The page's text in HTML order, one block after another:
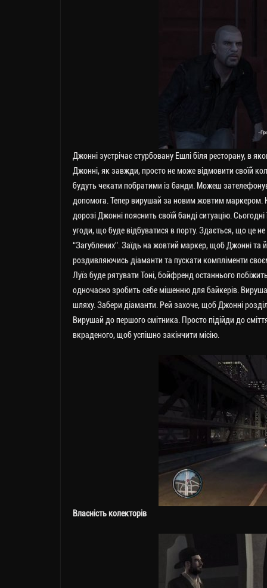
Джонні зустрічає стурбовану Ешлі біля ресторану, в
Джонні, як завжди, просто не може відмовити своїй
будуть чекати побратими із банди. Можеш
допомога. Тепер вирушай за новим жовтим маркером.
дорозі Джонні пояснить своїй банді ситуацію.
угоди, що буде відбуватися в порту. Здається, що це
“Загублених”. Заїдь на жовтий маркер, щоб Джонні та
роздивляючись діаманти та пускати компліменти
Луїз буде рятувати Тоні, бойфренд останнього
одночасно зробить себе мішенню для байкерів.
шляху. Забери діаманти. Рей захоче, щоб Джонні
Вирушай до першого смітника. Просто підійди до
вкраденого, щоб успішно закінчити місію.
Власність колекторів